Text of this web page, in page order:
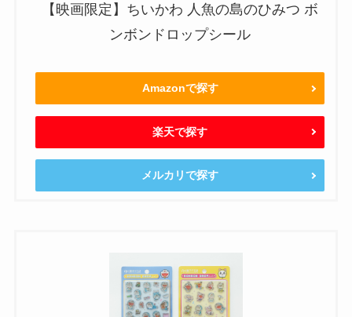
【映画限定】ちいかわ 人魚の島のひみつ ボ
ンボンドロップシール
Amazonで探す
楽天で探す
メルカリで探す